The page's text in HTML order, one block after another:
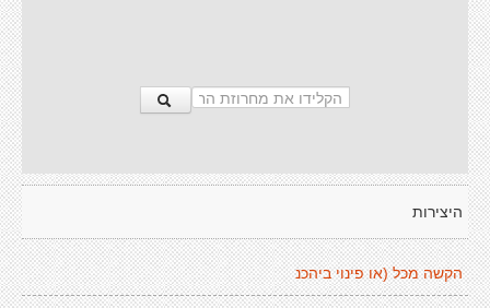
היצירות
הקשה מכל (או פינוי ביהכנ